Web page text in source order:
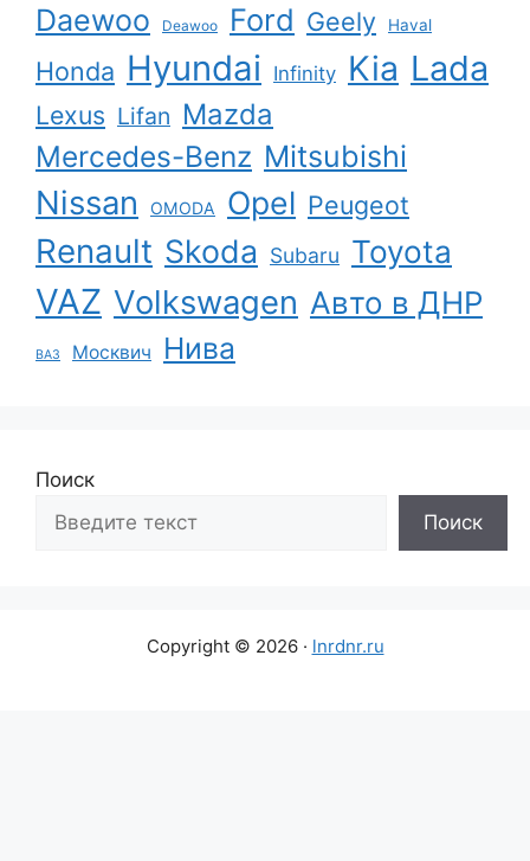
Daewoo Deawoo Ford Geely Haval
Honda Hyundai Infinity Kia Lada
Lexus Lifan Mazda
Mercedes-Benz Mitsubishi
Nissan OMODA Opel Peugeot
Renault Skoda Subaru Toyota
VAZ Volkswagen Авто в ДНР
ВАЗ Москвич Нива
Поиск
Поиск
Copyright © 2026 · lnrdnr.ru